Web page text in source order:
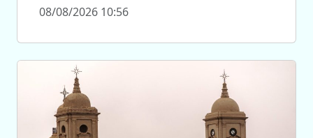
08/08/2026 10:56